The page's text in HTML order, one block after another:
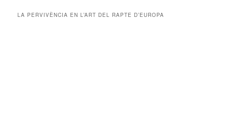
LA PERVIVÈNCIA EN L’ART DEL RAPTE D’EUROPA